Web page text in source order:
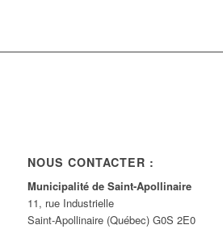
NOUS CONTACTER :
Municipalité de Saint-Apollinaire
11, rue Industrielle
Saint-Apollinaire (Québec) G0S 2E0